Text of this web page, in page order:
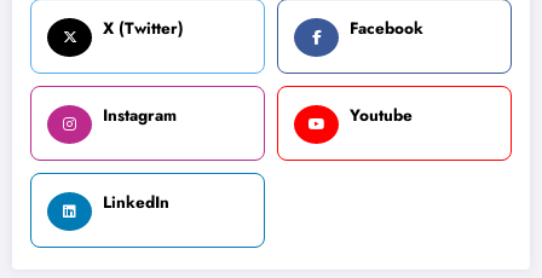
X (Twitter) Facebook
Instagram Youtube
LinkedIn